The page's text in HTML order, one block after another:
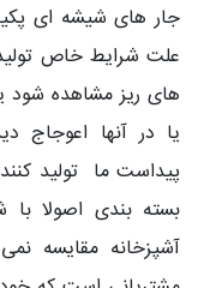
جار های شیشه ای
علت شرایط خاص
های ریز مشاهده شود
یا در آنها اعوجاج
پیداست ما تولید
بسته بندی اصولا
آشپزخانه مقایسه